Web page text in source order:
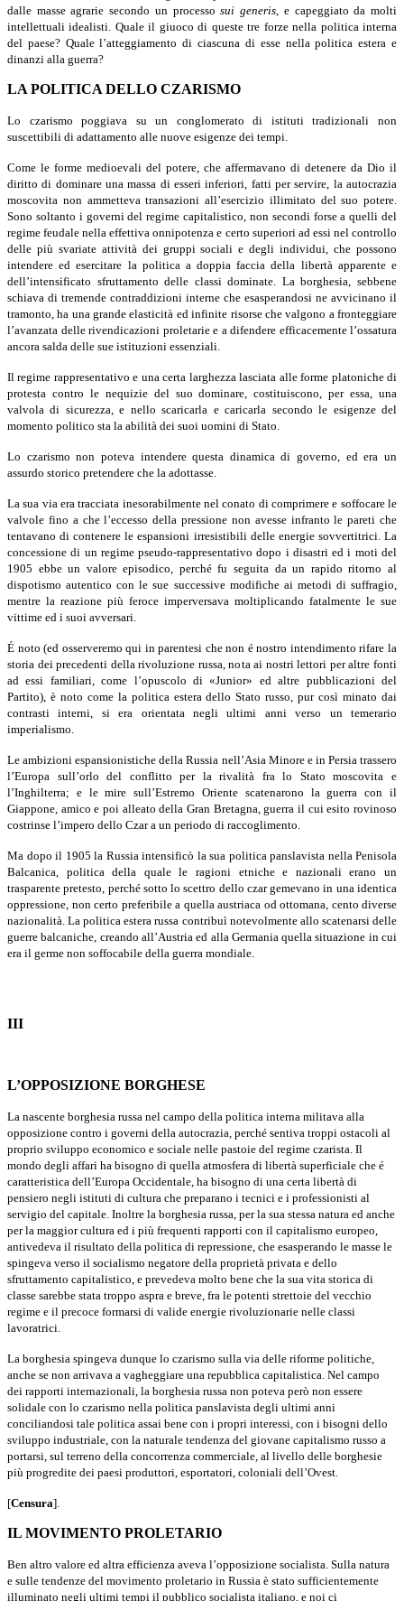
dalle masse agrarie secondo un processosui generis, e capeggiato da molti
intellettuali idealisti. Quale il giuoco di queste tre forze nella politica interna
del paese? Quale l’atteggiamento di ciascuna di esse nella politica estera e
dinanzi alla guerra?
LA POLITICA DELLO CZARISMO
Lo czarismo poggiava su un conglomerato di istituti tradizionali non
suscettibili di adattamento alle nuove esigenze dei tempi.
Come le forme medioevali del potere, che affermavano di detenere da Dio il
diritto di dominare una massa di esseri inferiori, fatti per servire, la autocrazia
moscovita non ammetteva transazioni all’esercizio illimitato del suo potere.
Sono soltanto i governi del regime capitalistico, non secondi forse a quelli del
regime feudale nella effettiva onnipotenza e certo superiori ad essi nel controllo
delle più svariate attività dei gruppi sociali e degli individui, che possono
intendere ed esercitare la politica a doppia faccia della libertà apparente e
dell’intensificato sfruttamento delle classi dominate. La bor­ghesia, sebbene
schiava di tremende contraddizioni interne che esasperan­dosi ne avvicinano il
tramonto, ha una grande elasticità ed infinite risorse che valgono a fronteggiare
l’avanzata delle rivendicazioni proletarie e a difendere efficacemente l’ossatura
ancora salda delle sue istituzioni essenziali.
Il regime rappresentativo e una certa larghezza lasciata alle forme pla­toniche di
protesta contro le nequizie del suo dominare, costituiscono, per essa, una
valvola di sicurezza, e nello scaricarla e caricarla secondo le esi­genze del
momento politico sta la abilità dei suoi uomini di Stato.
Lo czarismo non poteva intendere questa dinamica di governo, ed era un
assurdo storico pretendere che la adottasse.
La sua via era tracciata inesorabilmente nel conato di comprimere e soffocare le
valvole fino a che l’eccesso della pressione non avesse infranto le pareti che
tentavano di contenere le espansioni irresistibili delle energie sovvertitrici. La
concessione di un regime pseudo-rappresentativo dopo i di­sastri ed i moti del
1905 ebbe un valore episodico, perché fu seguita da un rapido ritorno al
dispotismo autentico con le sue successive modifiche ai metodi di suffragio,
mentre la reazione più feroce imperversava moltiplican­do fatalmente le sue
vittime ed i suoi avversari.
É noto (ed osserveremo qui in parentesi che non é nostro intendimento rifare la
storia dei precedenti della rivoluzione russa, nota ai nostri lettori per altre fonti
ad essi familiari, come l’opuscolo di «Junior» ed altre pub­blicazioni del
Partito), è noto come la politica estera dello Stato russo, pur così minato dai
contrasti interni, si era orientata negli ultimi anni verso un temerario
imperialismo.
Le ambizioni espansionistiche della Russia nell’Asia Minore e in Persia trassero
l’Europa sull’orlo del conflitto per la rivalità fra lo Stato moscovita e
l’Inghilterra; e le mire sull’Estremo Oriente scatenarono la guerra con il
Giappone, amico e poi alleato della Gran Bretagna, guerra il cui esito ro­vinoso
costrinse l’impero dello Czar a un periodo di raccoglimento.
Ma dopo il 1905 la Russia intensificò la sua politica panslavista nella Penisola
Balcanica, politica della quale le ragioni etniche e nazionali erano un
trasparente pretesto, perché sotto lo scettro dello czar gemevano in una identica
oppressione, non certo preferibile a quella austriaca od ottomana, cento diverse
nazionalità. La politica estera russa contribuì notevolmente allo scatenarsi delle
guerre balcaniche, creando all’Austria ed alla Germania quella situazione in cui
era il germe non soffocabile della guerra mondiale.
III
L’OPPOSIZIONE BORGHESE
La nascente borghesia russa nel campo della politica interna militava alla
opposizione contro i governi della autocrazia, perché sentiva troppi ostacoli al
proprio sviluppo economico e sociale nelle pastoie del regime czarista. Il
mondo degli affari ha bisogno di quella atmosfera di libertà superficiale che é
caratteristica dell’Europa Occidentale, ha bisogno di una certa libertà di
pensiero negli istituti di cultura che preparano i tecnici e i professionisti al
servigio del capitale. Inoltre la borghesia russa, per la sua stessa natura ed anche
per la maggior cultura ed i più frequenti rapporti con il capita­lismo europeo,
antivedeva il risultato della politica di repressione, che esasperando le masse le
spingeva verso il socialismo negatore della proprietà pri­vata e dello
sfruttamento capitalistico, e prevedeva molto bene che la sua vita storica di
classe sarebbe stata troppo aspra e breve, fra le potenti stret­toie del vecchio
regime e il precoce formarsi di valide energie rivoluzionarie nelle classi
lavoratrici.
La borghesia spingeva dunque lo czarismo sulla via delle riforme poli­tiche,
anche se non arrivava a vagheggiare una repubblica capitalistica. Nel campo
dei rapporti internazionali, la borghesia russa non poteva però non essere
solidale con lo czarismo nella politica panslavista degli ultimi anni
conciliandosi tale politica assai bene con i propri interessi, con i bisogni dello
sviluppo industriale, con la naturale tendenza del giovane capitalismo russo a
portarsi, sul terreno della concorrenza commerciale, al livello delle borghesie
più progredite dei paesi produttori, esportatori, coloniali dell’Ovest.
[Censura]
IL MOVIMENTO PROLETARIO
Ben altro valore ed altra efficienza aveva l’opposizione socialista. Sulla natura
e sulle tendenze del movimento proletario in Russia è stato sufficien­temente
illuminato negli ultimi tempi il pubblico socialista italiano, e noi ci